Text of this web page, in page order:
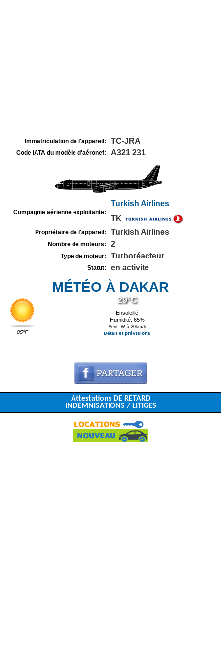
Immatriculation de l'appareil: TC-JRA
Code IATA du modèle d'aéronef: A321 231
Compagnie aérienne exploitante:
Turkish Airlines
TK
Propriétaire de l'appareil: Turkish Airlines
Nombre de moteurs: 2
Type de moteur: Turboréacteur
Statut: en activité
MÉTÉO À DAKAR
85°F
29°C
Ensoleillé
Humidité: 65%
Vent: W à 20km/h
Détail et prévisions
Attestations DE RETARD
INDEMNISATIONS / LITIGES